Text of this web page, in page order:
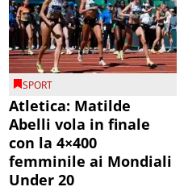
SPORT
Atletica: Matilde
Abelli vola in finale
con la 4×400
femminile ai Mondiali
Under 20